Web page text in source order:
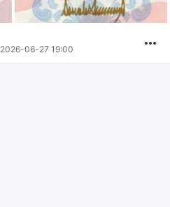
2026-06-27 19:00